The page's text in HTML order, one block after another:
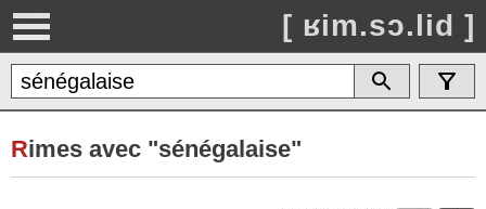
[ ʁim.sɔ.lid ]
Rimes avec "sénégalaise"